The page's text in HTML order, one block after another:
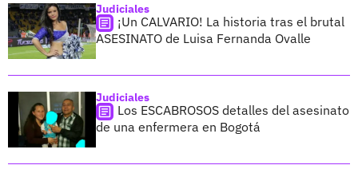
Judiciales
¡Un CALVARIO! La historia tras el brutal
ASESINATO de Luisa Fernanda Ovalle
Judiciales
Los ESCABROSOS detalles del asesinato
de una enfermera en Bogotá